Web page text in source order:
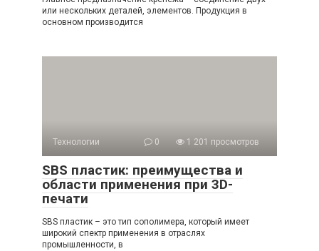
или нескольких деталей, элементов. Продукция в
основном производится
Технологии 0 1 201 просмотров
SBS пластик: преимущества и
области применения при 3D-
печати
SBS пластик – это тип сополимера, который имеет
широкий спектр применения в отраслях
промышленности, в